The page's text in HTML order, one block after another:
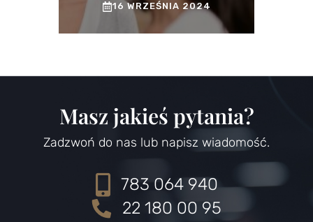
16 WRZEŚNIA 2024
Masz jakieś pytania?
Zadzwoń do nas lub napisz wiadomość.
783 064 940
22 180 00 95